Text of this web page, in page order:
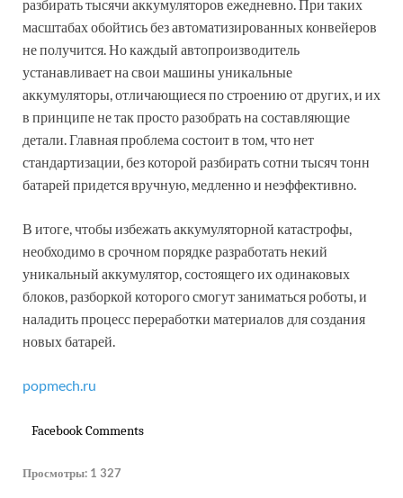
разбирать тысячи аккумуляторов ежедневно. При таких
масштабах обойтись без автоматизированных конвейеров
не получится. Но каждый автопроизводитель
устанавливает на свои машины уникальные
аккумуляторы, отличающиеся по строению от других, и их
в принципе не так просто разобрать на составляющие
детали. Главная проблема состоит в том, что нет
стандартизации, без которой разбирать сотни тысяч тонн
батарей придется вручную, медленно и неэффективно.
В итоге, чтобы избежать аккумуляторной катастрофы,
необходимо в срочном порядке разработать некий
уникальный аккумулятор, состоящего их одинаковых
блоков, разборкой которого смогут заниматься роботы, и
наладить процесс переработки материалов для создания
новых батарей.
popmech.ru
Facebook Comments
Просмотры: 1 327